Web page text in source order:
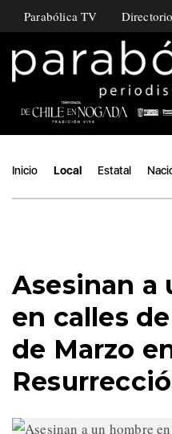
Parabólica TV Directorio
Inicio Local Estatal
Asesinan a
en calles
de Marzo